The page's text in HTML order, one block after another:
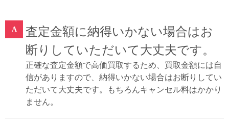
査定金額に納得いかない場合はお
断りしていただいて大丈夫です。
正確な査定金額で高価買取するため、買取金額には自
信がありますので、納得いかない場合はお断りしてい
ただいて大丈夫です。もちろんキャンセル料はかかり
ません。